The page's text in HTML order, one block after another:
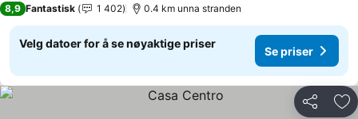
8,9 Fantastisk 1 402 0.4 km unna stranden
Velg datoer for å se nøyaktige priser
Se priser
Del